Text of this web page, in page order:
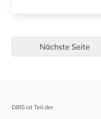
Nächste Seite
DBIS ist Teil der